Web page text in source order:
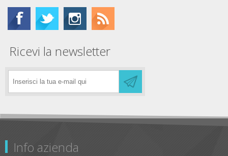
Ricevi la newsletter
Info azienda